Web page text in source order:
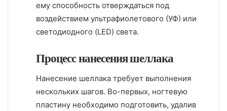
ему способность отверждаться под
воздействием ультрафиолетового (УФ) или
светодиодного (LED) света.
Процесс нанесения шеллака
Нанесение шеллака требует выполнения
нескольких шагов. Во-первых, ногтевую
пластину необходимо подготовить, удалив